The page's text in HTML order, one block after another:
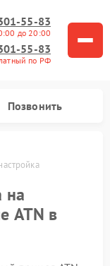
55-83
до 20:00
55-83
по РФ
Позвонить
на
ATN в